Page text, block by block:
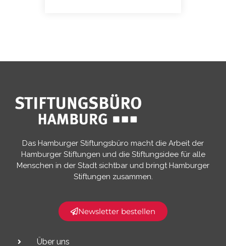
Das Hamburger Stiftungsbüro macht die Arbeit der
Hamburger Stiftungen und die Stiftungsidee für alle
Menschen in der Stadt sichtbar und bringt Hamburger
Stiftungen zusammen.​
Newsletter bestellen
Über uns